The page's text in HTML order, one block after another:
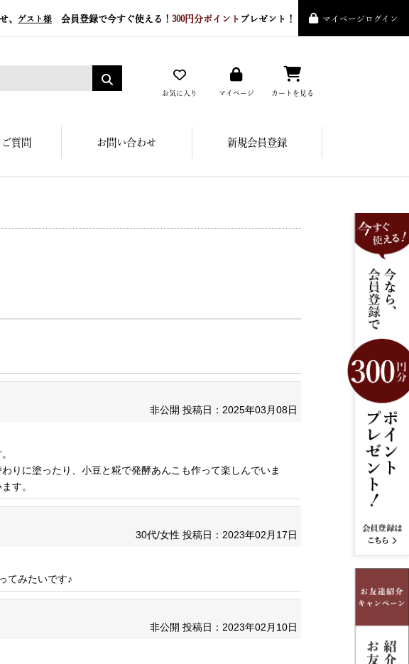
、 ゲスト様 会員登録で今すぐ使える！ 300円分ポイント プレゼント！ マイページログイン
味
お気に入り マイページ カートを見る
質問 お問い合わせ 新規会員登録
非公開 投稿日：2025年03月08日
りに塗ったり、小豆と糀で発酵あんこも作って楽しんでいま
す。
30代/女性 投稿日：2023年02月17日
てみたいです♪
非公開 投稿日：2023年02月10日